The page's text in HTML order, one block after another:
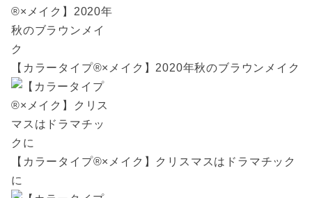
【カラータイプ®️×メイク】2020年秋のブラウンメイク
【カラータイプ®️×メイク】クリスマスはドラマチック
に